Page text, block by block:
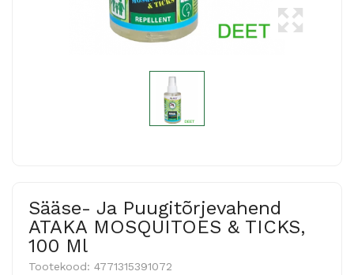
Sääse- Ja Puugitõrjevahend
ATAKA MOSQUITOES & TICKS,
100 Ml
Tootekood: 4771315391072